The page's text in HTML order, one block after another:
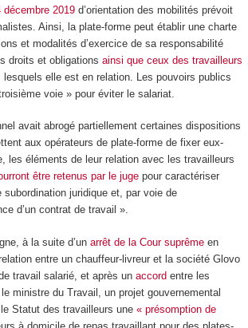
décembre 2019d’orientation des mobilités prévoit
Ainsi, la plate-forme peut établir une charte
et modalités d’exercice de sa responsabilité
droits et obligations ainsi que ceux des travailleurs
elle est en relation. Les pouvoirs publics
voie » pour éviter le salariat.
avait abrogé partiellement certaines dispositions
aux opérateurs de plate-forme de fixer eux-
les éléments de leur relation avec les travailleurs
être retenus par le jugepour caractériser
subordination juridique et, par voie de
d’un contrat de travail ».
à la suite d’un arrêt de la Cour suprêmeen
entre un chauffeur-livreur et la société Glovo
travail salarié, et après un accord entre les
ministre du Travail, un projet gouvernemental
Statut des travailleurs une « présomption de